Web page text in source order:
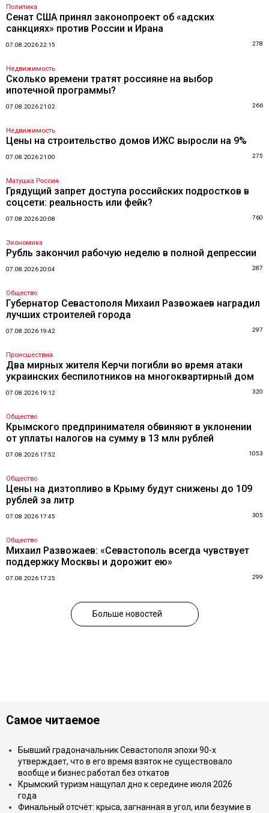
Политика
Сенат США принял законопроект об «адских
санкциях» против России и Ирана
07.08.2026 22:15 278
Недвижимость
Сколько времени тратят россияне на выбор
ипотечной программы?
07.08.2026 21:02 266
Недвижимость
Цены на строительство домов ИЖС выросли на 9%
07.08.2026 21:00 275
Матушка Россия
Грядущий запрет доступа российских подростков в
соцсети: реальность или фейк?
07.08.2026 20:08 760
Экономика
Рубль закончил рабочую неделю в полной депрессии
07.08.2026 20:04 287
Общество
Губернатор Севастополя Михаил Развожаев наградил
лучших строителей города
07.08.2026 19:42 297
Происшествия
Два мирных жителя Керчи погибли во время атаки
украинских беспилотников на многоквартирный дом
07.08.2026 19:12 320
Общество
Крымского предпринимателя обвиняют в уклонении
от уплаты налогов на сумму в 13 млн рублей
07.08.2026 17:52 1053
Общество
Цены на дизтопливо в Крыму будут снижены до 109
рублей за литр
07.08.2026 17:45 305
Общество
Михаил Развожаев: «Севастополь всегда чувствует
поддержку Москвы и дорожит ею»
07.08.2026 17:25 299
Больше новостей
Самое читаемое
Бывший градоначальник Севастополя эпохи 90-х
утверждает, что в его время взяток не существовало
вообще и бизнес работал без откатов
Крымский туризм нащупал дно к середине июля 2026
года
Финальный отсчёт: крыса, загнанная в угол, или безумие в